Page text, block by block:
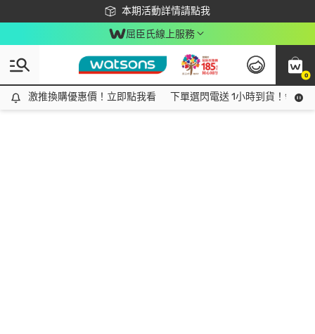
本期活動詳情請點我
下載app最高回饋$350
屈臣氏線上服務
0
激推換購優惠價！立即點我看
激推換購優惠價！立即點我看 下單選閃電送 1小時到貨！領神